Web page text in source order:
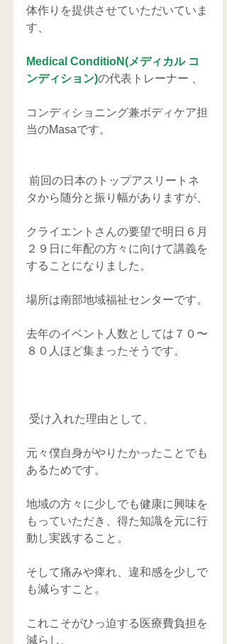
体作りを提供させていただいていま
す、
Medical ConditioN(メディカル コ
ンディション)の代表トレーナー 、
コンディショニング兼ボディケア担
当のMasaです。
タから随分と振り幅がありますが、
クライエントさんの要望で明日６月
２９日に年配の方々に向けて講義を
することになりました。
場所は南部地域福祉センターです。
去年のイベント人数としては７０〜
８０人ほど集まったそうです。
受け入れた理由として、
元々僕自身がやりたかったことでも
あるためです。
地域の方々に少しでも健康に興味を
もっていただき、得た知識を元に行
動し実践すること。
そして痛みや痺れ、違和感を少しで
も減らすこと。
これこそがひっ迫する医療費負担を
減らし、